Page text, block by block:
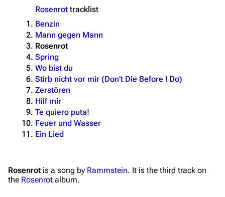
Rosenrot tracklist
Benzin
Mann gegen Mann
Rosenrot
Spring
Wo bist du
Stirb nicht vor mir (Don't Die Before I Do)
Zerstören
Hilf mir
Te quiero puta!
Feuer und Wasser
Ein Lied
Rosenrot is a song by Rammstein. It is the third track on
the Rosenrot album.